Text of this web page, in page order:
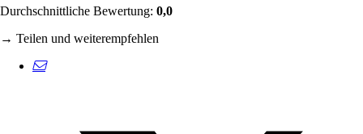
Durchschnittliche Bewertung: 0,0
→ Teilen und weiterempfehlen